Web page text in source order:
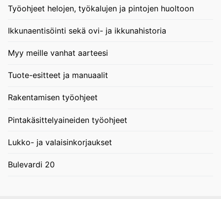
Työohjeet helojen, työkalujen ja pintojen huoltoon
Ikkunaentisöinti sekä ovi- ja ikkunahistoria
Myy meille vanhat aarteesi
Tuote-esitteet ja manuaalit
Rakentamisen työohjeet
Pintakäsittelyaineiden työohjeet
Lukko- ja valaisinkorjaukset
Bulevardi 20